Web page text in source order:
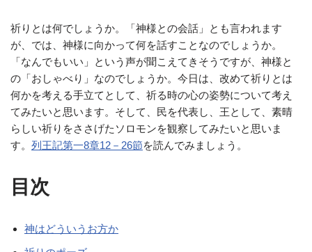
祈りとは何でしょうか。「神様との会話」とも言われます
が、では、神様に向かって何を話すことなのでしょうか。
「なんでもいい」という声が聞こえてきそうですが、神様と
の「おしゃべり」なのでしょうか。今日は、改めて祈りとは
何かを考える手立てとして、祈る時の心の姿勢について考え
てみたいと思います。そして、民を代表し、王として、素晴
らしい祈りをささげたソロモンを観察してみたいと思いま
す。 列王記第一8章12－26節を読んでみましょう。
目次
神はどういうお方か